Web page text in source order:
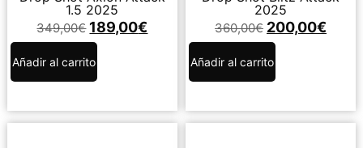
1.5 2025
349,00€ 189,00€
Añadir al carrito
2025
360,00€ 200,00€
Añadir al carrito